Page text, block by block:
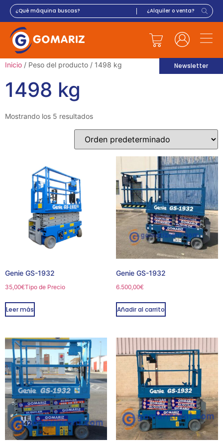
Newsletter
Inicio / Peso del producto / 1498 kg
1498 kg
Mostrando los 5 resultados
Genie GS-1932
35,00€Tipo de Precio
Leer más
Genie GS-1932
6.500,00€
Añadir al carrito